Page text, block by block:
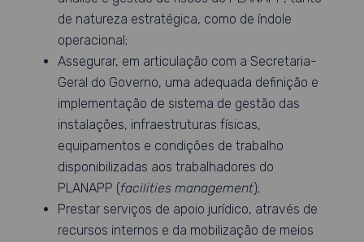
de natureza estratégica, como de índole
operacional;
Assegurar, em articulação com a Secretaria-
Geral do Governo, uma adequada definição e
implementação de sistema de gestão das
instalações, infraestruturas físicas,
equipamentos e condições de trabalho
disponibilizadas aos trabalhadores do
PLANAPP (facilities management);
Prestar serviços de apoio jurídico, através de
recursos internos e da mobilização de meios